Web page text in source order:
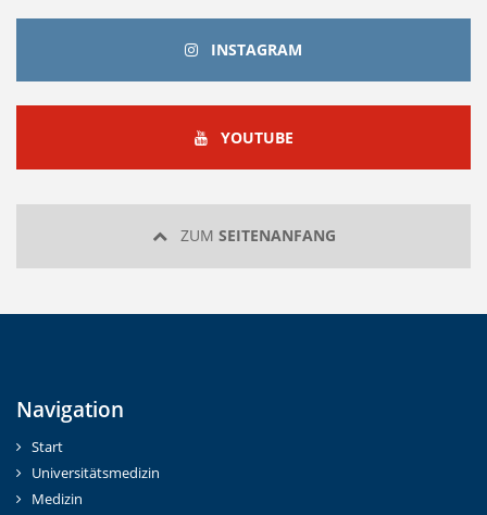
INSTAGRAM
YOUTUBEYOUTUBE
ZUM SEITENANFANG
Navigation
Start
Universitätsmedizin
Medizin